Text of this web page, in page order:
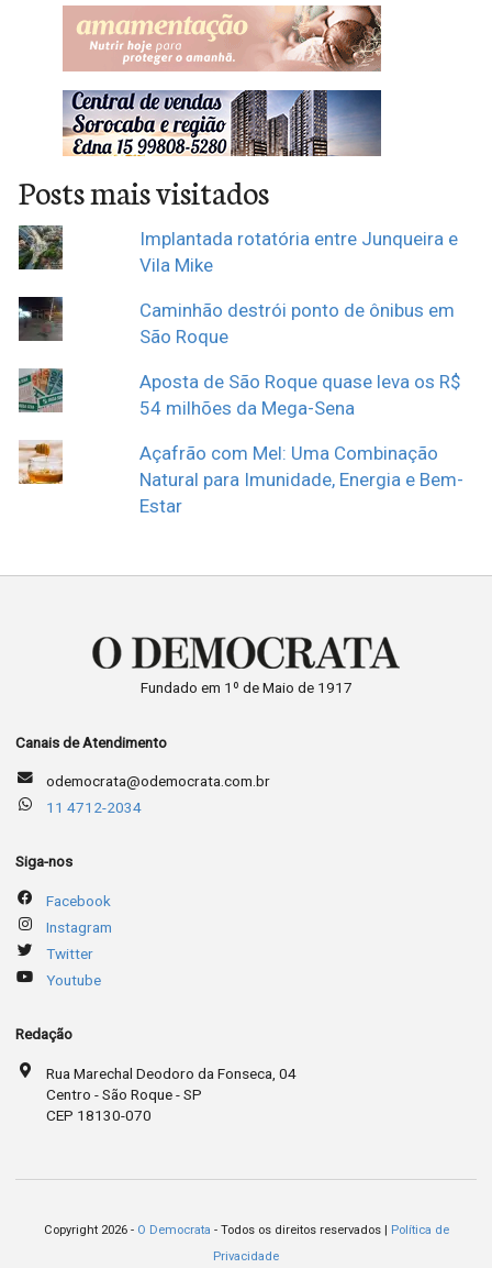
Posts mais visitados
Implantada rotatória entre Junqueira e
Vila Mike
Caminhão destrói ponto de ônibus em
São Roque
Aposta de São Roque quase leva os R$
54 milhões da Mega-Sena
Açafrão com Mel: Uma Combinação
Natural para Imunidade, Energia e Bem-
Estar
Fundado em 1º de Maio de 1917
Canais de Atendimento
odemocrata@odemocrata.com.br
11 4712-2034
Siga-nos
Facebook
Instagram
Twitter
Youtube
Redação
Rua Marechal Deodoro da Fonseca, 04
Centro - São Roque - SP
CEP 18130-070
Copyright 2026 - O Democrata - Todos os direitos reservados | Política de
Privacidade